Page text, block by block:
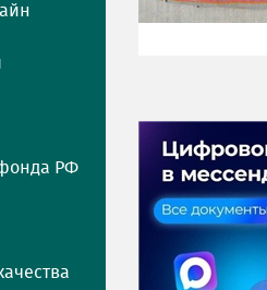
фонда РФ